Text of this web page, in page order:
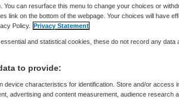
in de zorg, moeten er twee
You can resurface this menu to change your choices or
link on the bottom of the webpage. Your choices will have
Policy.
Privacy Statement
and statistical cookies, these do not record any data
to provide:
device characteristics for identification. Store and/or access
advertising and content measurement, audience research